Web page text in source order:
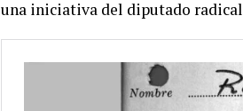
una iniciativa del diputado radical